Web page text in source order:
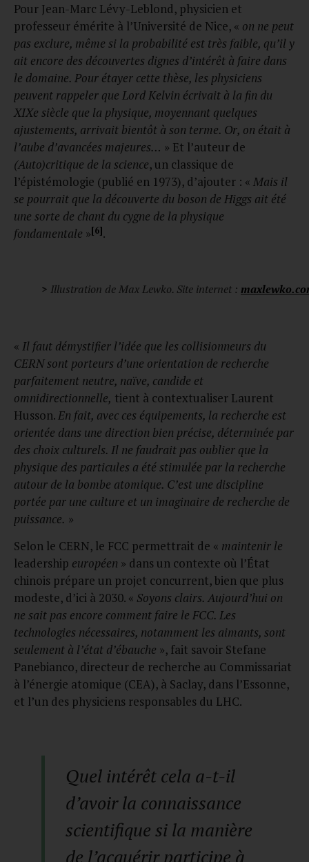
Pour Jean-Marc Lévy-Leblond, physicien et
professeur émérite à l’Université de Nice, « on ne peut
pas exclure, même si la probabilité est très faible, qu’il y
ait encore des découvertes dignes d’intérêt à faire dans
le domaine. Pour étayer cette thèse, les physiciens
peuvent rappeler que Lord Kelvin écrivait à la fin du
XIXe siècle que la physique, moyennant quelques
ajustements, arrivait bientôt à son terme. Or, on était à
l’aube d’avancées majeures… » Et l’auteur de
(Auto)critique de la science, un classique de
l’épistémologie (publié en 1973), d’ajouter : « Mais il
se pourrait que la découverte du boson de Higgs ait été
une sorte de chant du cygne de la physique
fondamentale »[6].
> Illustration de Max Lewko. Site internet :
« Il faut démystifier l’idée que les collisionneurs du
CERN sont porteurs d’une orientation de recherche
parfaitement neutre, naïve, candide et
omnidirectionnelle, tient à contextualiser Laurent
Husson.En fait, avec ces équipements, la recherche est
orientée dans une direction bien précise, déterminée par
des choix culturels. Il ne faudrait pas oublier que la
physique des particules a été stimulée par la recherche
autour de la bombe atomique. C’est une discipline
portée par une culture et un imaginaire de recherche de
puissance. »
Selon le CERN, le FCC permettrait de « maintenir le
leadership européen » dans un contexte où l’État
chinois prépare un projet concurrent, bien que plus
modeste, d’ici à 2030. « Soyons clairs. Aujourd’hui on
ne sait pas encore comment faire le FCC. Les
technologies nécessaires, notamment les aimants, sont
seulement à l’état d’ébauche », fait savoir Stefane
Panebianco, directeur de recherche au Commissariat
à l’énergie atomique (CEA), à Saclay, dans l’Essonne,
et l’un des physiciens responsables du LHC.
Quel intérêt cela a-t-il
d’avoir la connaissance
scientifique si la manière
de l’acquérir participe à